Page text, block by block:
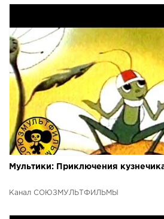
Мультики: Приключения
Канал СОЮЗМУЛЬТФИЛЬМЫ